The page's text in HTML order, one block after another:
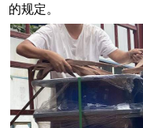
的规定。